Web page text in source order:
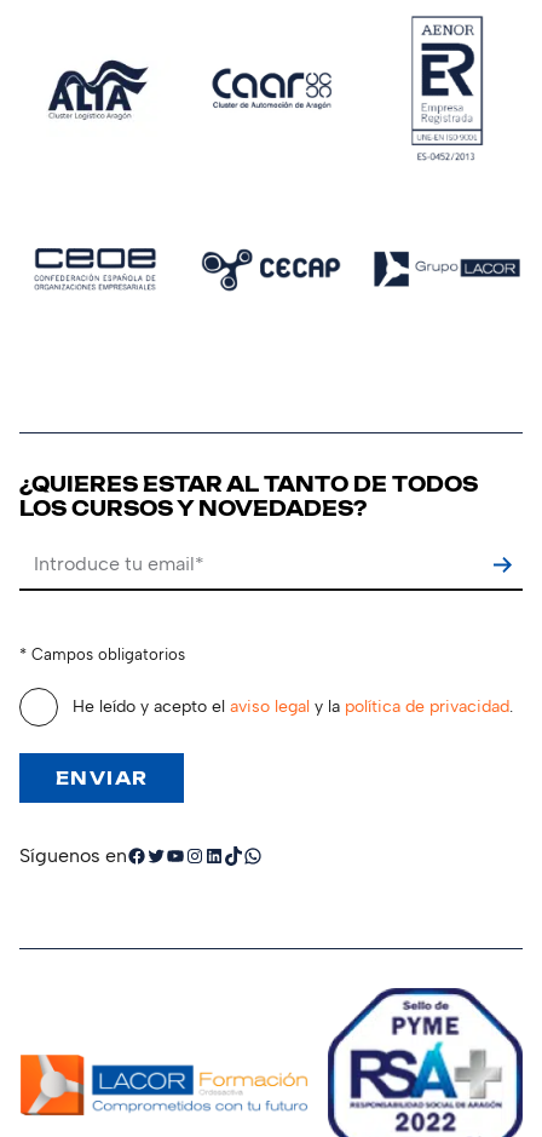
¿QUIERES ESTAR AL TANTO DE TODOS
LOS CURSOS Y NOVEDADES?
* Campos obligatorios
He leído y acepto el aviso legal y la política de privacidad
Síguenos enFacebook
Twitter
YouTube
Instagram
LinkedIn
TikTokWhatsApp